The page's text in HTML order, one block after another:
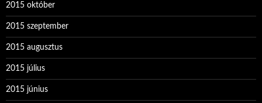
2015 október
2015 szeptember
2015 augusztus
2015 július
2015 június